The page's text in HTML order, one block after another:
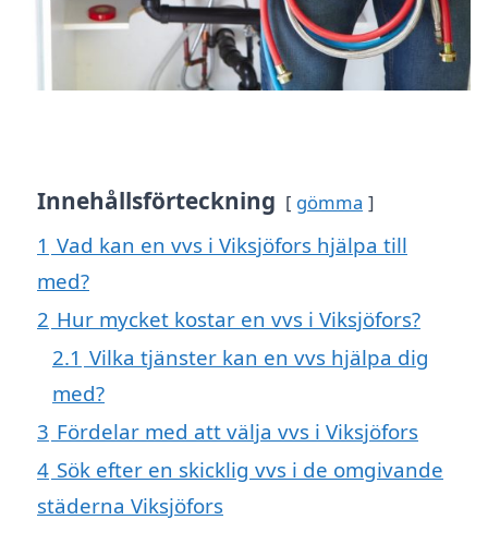
Innehållsförteckning gömma
1 Vad kan en vvs i Viksjöfors hjälpa till
med?
2 Hur mycket kostar en vvs i Viksjöfors?
2.1 Vilka tjänster kan en vvs hjälpa dig
med?
3 Fördelar med att välja vvs i Viksjöfors
4 Sök efter en skicklig vvs i de omgivande
städerna Viksjöfors